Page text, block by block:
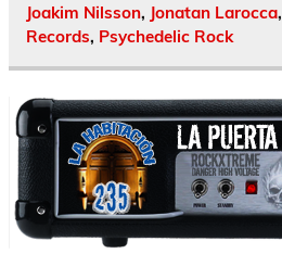
Joakim Nilsson, Jonatan Larocca,
Records, Psychedelic Rock